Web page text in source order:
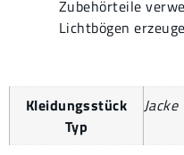
Zubehörteile
Lichtbögen
Kleidungsstück
Typ
Jacke